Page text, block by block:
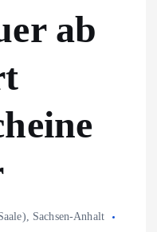
ab
, Sachsen-Anhalt